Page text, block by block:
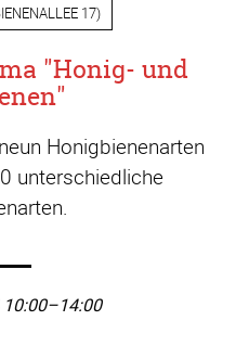
17)
"Honig- und
Honigbienenarten
unterschiedliche